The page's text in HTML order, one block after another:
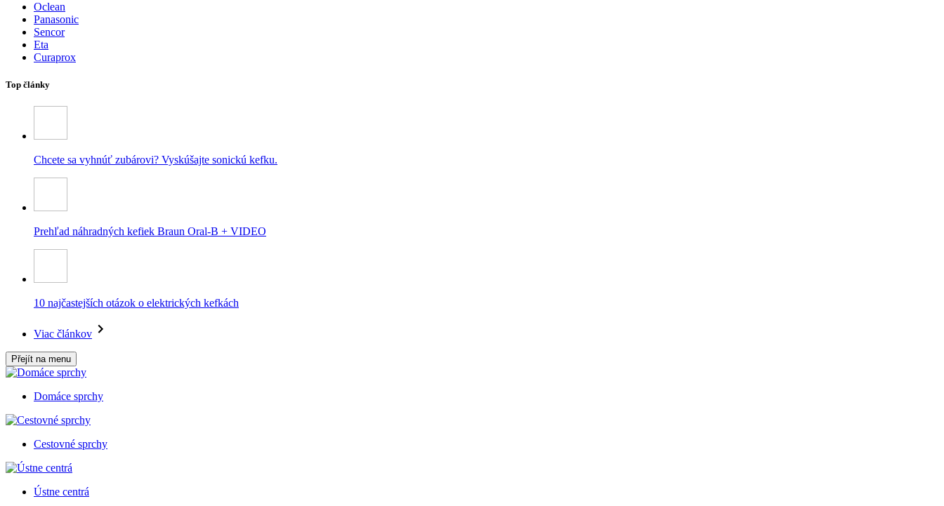
Oclean
Panasonic
Sencor
Eta
Curaprox
Top články
Chcete sa vyhnúť zubárovi? Vyskúšajte sonickú kefku.
Prehľad náhradných kefiek Braun Oral-B + VIDEO
10 najčastejších otázok o elektrických kefkách
Viac článkov
Přejít na menu
Domáce sprchy
Cestovné sprchy
Ústne centrá